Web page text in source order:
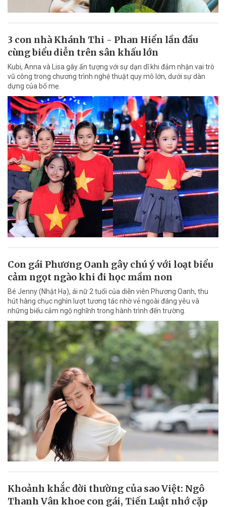
3 con nhà Khánh Thi - Phan Hiển lần đầu
cùng biểu diễn trên sân khấu lớn
Kubi, Anna và Lisa gây ấn tượng với sự dạn dĩ khi đảm nhận vai trò
vũ công trong chương trình nghệ thuật quy mô lớn, dưới sự dàn
dựng của bố mẹ.
Con gái Phương Oanh gây chú ý với loạt biểu
cảm ngọt ngào khi đi học mầm non
Bé Jenny (Nhật Hạ), ái nữ 2 tuổi của diễn viên Phương Oanh, thu
hút hàng chục nghìn lượt tương tác nhờ vẻ ngoài đáng yêu và
những biểu cảm ngộ nghĩnh trong hành trình đến trường.
Khoảnh khắc đời thường của sao Việt: Ngô
Thanh Vân khoe con gái, Tiến Luật nhớ cặp